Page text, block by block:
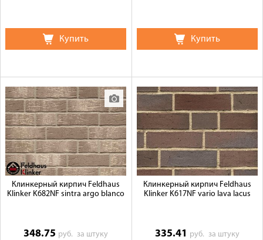
Купить Купить
Клинкерный кирпич Feldhaus
Klinker K682NF sintra argo blanco
348.75 руб.за штуку
Клинкерный кирпич Feldhaus
Klinker K617NF vario lava lacus
335.41 руб. за штуку